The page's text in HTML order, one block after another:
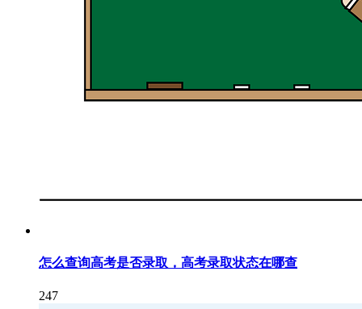
怎么查询高考是否录取，高考录取状态在哪查
247